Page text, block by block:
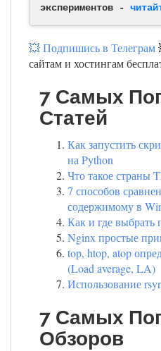
экспериментов -
💥 Подпишись в Телеграм
сайтам и хостингам
7 Самых
Статей
Как запустить
на Python
Что такое страны
7 способов
содержимому в
Как и где выбрать
Nginx простые
top, htop, atop
(Load average, LA)
Использование
7 Самых
Обзоров